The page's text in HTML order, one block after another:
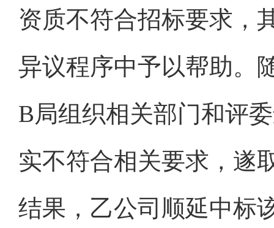
资质不符合招标要求，
异议程序中予以帮助。
B局组织相关部门和评
实不符合相关要求，遂
结果，乙公司顺延中标